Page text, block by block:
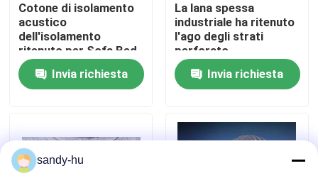
Notizie
Casi
Protezione del pavimento
Cotone di isolamento
acustico
dell'isolamento
ritenuto per Sofa Bed
Mattress
Invia richiesta
La lana spessa
industriale ha ritenuto
l'ago degli strati
perforato
Invia richiesta
sandy-hu